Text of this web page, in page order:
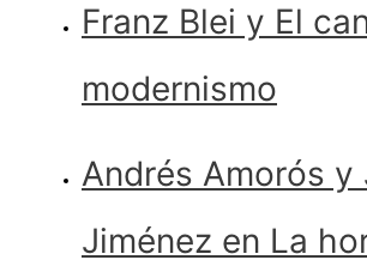
Franz Blei y El
modernismo
Andrés Amorós y
Jiménez en La